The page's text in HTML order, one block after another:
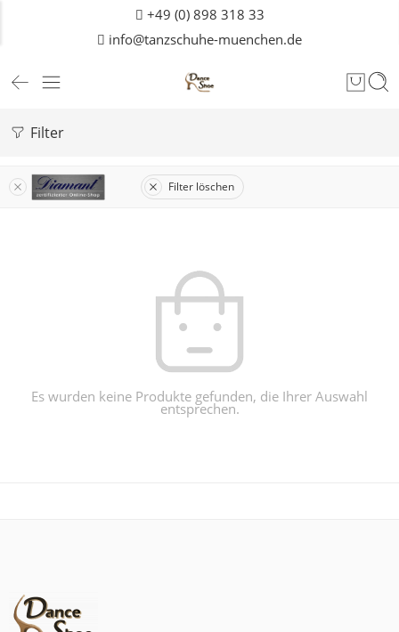
+49 (0) 898 318 33
info@tanzschuhe-muenchen.de
Filter
Filter löschen
Es wurden keine Produkte gefunden, die Ihrer Auswahl
entsprechen.